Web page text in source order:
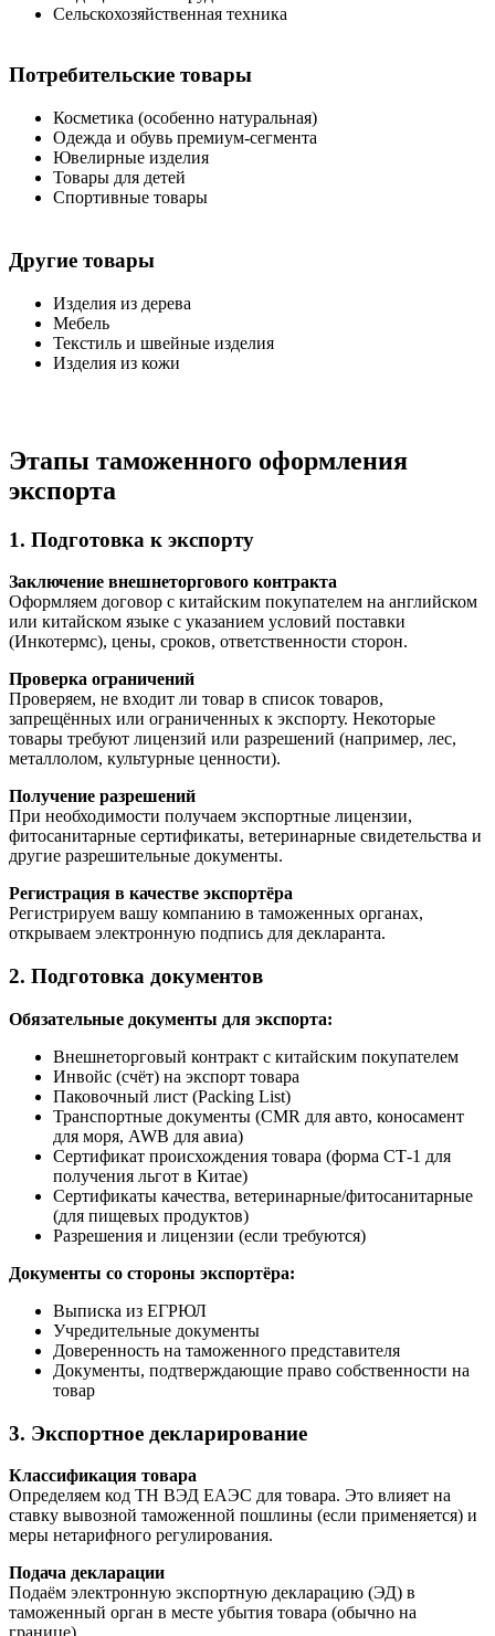
Сельскохозяйственная техника
Потребительские товары
Косметика (особенно натуральная)
Одежда и обувь премиум-сегмента
Ювелирные изделия
Товары для детей
Спортивные товары
Другие товары
Изделия из дерева
Мебель
Текстиль и швейные изделия
Изделия из кожи
Этапы таможенного оформления
экспорта
1. Подготовка к экспорту
Заключение внешнеторгового контракта
Оформляем договор с китайским покупателем на английском
или китайском языке с указанием условий поставки
(Инкотермс), цены, сроков, ответственности сторон.
Проверка ограничений
Проверяем, не входит ли товар в список товаров,
запрещённых или ограниченных к экспорту. Некоторые
товары требуют лицензий или разрешений (например, лес,
металлолом, культурные ценности).
Получение разрешений
При необходимости получаем экспортные лицензии,
фитосанитарные сертификаты, ветеринарные свидетельства и
другие разрешительные документы.
Регистрация в качестве экспортёра
Регистрируем вашу компанию в таможенных органах,
открываем электронную подпись для декларанта.
2. Подготовка документов
Обязательные документы для экспорта:
Внешнеторговый контракт с китайским покупателем
Инвойс (счёт) на экспорт товара
Паковочный лист (Packing List)
Транспортные документы (CMR для авто, коносамент
для моря, AWB для авиа)
Сертификат происхождения товара (форма СТ-1 для
получения льгот в Китае)
Сертификаты качества, ветеринарные/фитосанитарные
(для пищевых продуктов)
Разрешения и лицензии (если требуются)
Документы со стороны экспортёра:
Выписка из ЕГРЮЛ
Учредительные документы
Доверенность на таможенного представителя
Документы, подтверждающие право собственности на
товар
3. Экспортное декларирование
Классификация товара
Определяем код ТН ВЭД ЕАЭС для товара. Это влияет на
ставку вывозной таможенной пошлины (если применяется) и
меры нетарифного регулирования.
Подача декларации
Подаём электронную экспортную декларацию (ЭД) в
таможенный орган в месте убытия товара (обычно на